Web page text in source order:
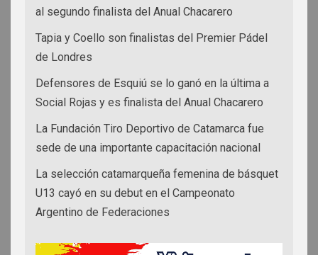
al segundo finalista del Anual Chacarero
Tapia y Coello son finalistas del Premier Pádel
de Londres
Defensores de Esquiú se lo ganó en la última a
Social Rojas y es finalista del Anual Chacarero
La Fundación Tiro Deportivo de Catamarca fue
sede de una importante capacitación nacional
La selección catamarqueña femenina de básquet
U13 cayó en su debut en el Campeonato
Argentino de Federaciones